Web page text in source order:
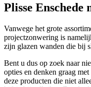
Plisse Enschede
Vanwege het grote
projectzonwering is
zijn glazen wanden die bij
Bent u dus op zoek naar
opties en denken graag
deze producten die niet